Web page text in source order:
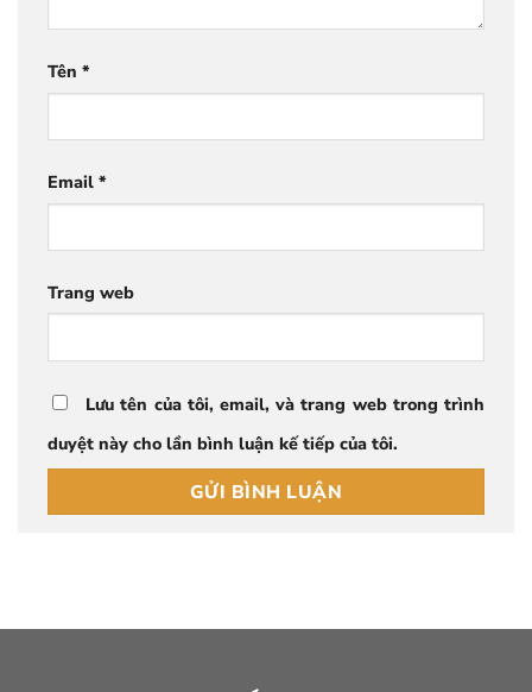
Tên *
Email *
Trang web
Lưu tên của tôi, email, và trang web trong trình
duyệt này cho lần bình luận kế tiếp của tôi.